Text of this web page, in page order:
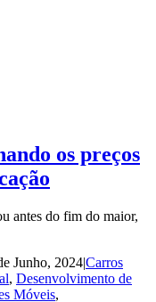
os preços
antes do fim do maior,
Junho, 2024|Carros
, Desenvolvimento de
Móveis,